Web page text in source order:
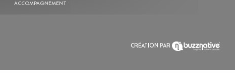
ACCOMPAGNEMENT
CRÉATION PAR